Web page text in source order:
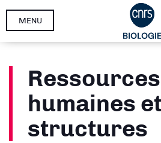
Aller
MENU
Ressources
humaines
structures